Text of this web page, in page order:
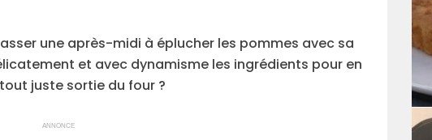
une après-midi à éplucher les pommes avec sa
et avec dynamisme les ingrédients pour en
juste sortie du four ?
ANNONCE